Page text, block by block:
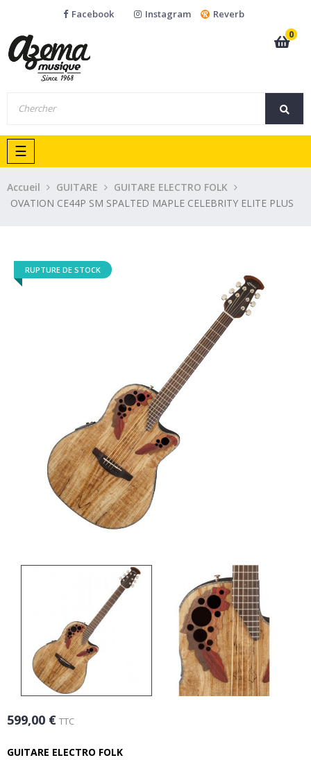
Facebook Instagram
Reverb
0
Basculer
la
navigation
☰
Accueil GUITARE
GUITARE ELECTRO FOLK
OVATION CE44P SM SPALTED MAPLE CELEBRITY ELITE PLUS
RUPTURE DE STOCK
599,00 € TTC
GUITARE ELECTRO FOLK